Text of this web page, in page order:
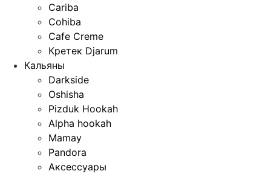
Cariba
Cohiba
Cafe Creme
Кретек Djarum
Кальяны
Darkside
Oshisha
Pizduk Hookah
Alpha hookah
Mamay
Pandora
Аксессуары